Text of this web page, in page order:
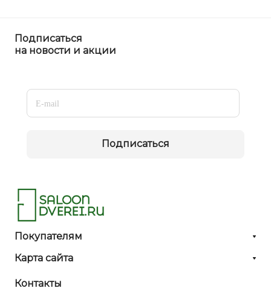
Подписаться
на новости и акции
Подписаться
Покупателям
Карта сайта
Контакты